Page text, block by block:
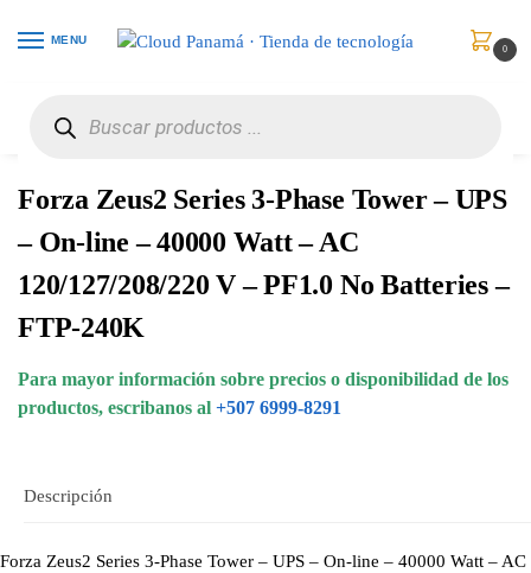
MENU
0
Forza Zeus2 Series 3-Phase Tower – UPS
– On-line – 40000 Watt – AC
120/127/208/220 V – PF1.0 No Batteries –
FTP-240K
Para mayor información sobre precios o disponibilidad de los
productos, escribanos al +507 6999-8291
Descripción
Forza Zeus2 Series 3-Phase Tower – UPS – On-line – 40000 Watt – AC